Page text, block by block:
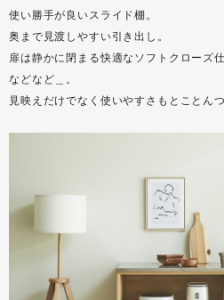
使い勝手が良いスライド棚。
奥まで見渡しやすい引き出し。
扉は静かに閉まる快適なソフトクローズ仕
などなど＿。
見映えだけでなく使いやすさもとことん